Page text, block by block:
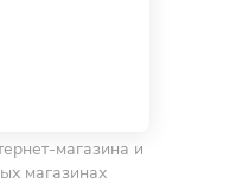
магазина и
магазинах